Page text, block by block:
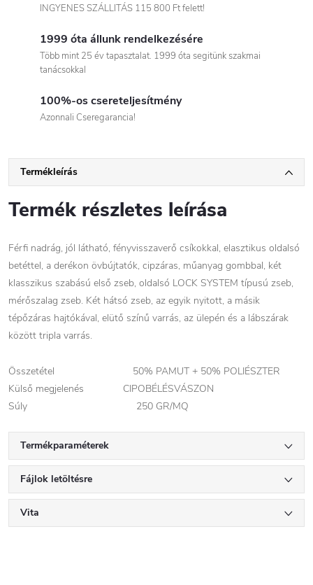
INGYENES SZÁLLITÁS 115 800 Ft felett!
1999 óta állunk rendelkezésére
Több mint 25 év tapasztalat. 1999 óta segitünk szakmai
tanácsokkal
100%-os csereteljesítmény
Azonnali Cseregarancia!
Termékleírás
Termék részletes leírása
Férfi nadrág, jól látható, fényvisszaverő csíkokkal, elasztikus oldalsó
betéttel, a derékon övbújtatók, cipzáras, műanyag gombbal, két
klasszikus szabású első zseb, oldalsó LOCK SYSTEM típusú zseb,
mérőszalag zseb. Két hátsó zseb, az egyik nyitott, a másik
tépőzáras hajtókával, elütő színű varrás, az ülepén és a lábszárak
között tripla varrás.
Összetétel 50% PAMUT + 50% POLIÉSZTER
Külső megjelenés CIPOBÉLÉSVÁSZON
Súly 250 GR/MQ
Termékparaméterek
Fájlok letöltésre
Vita